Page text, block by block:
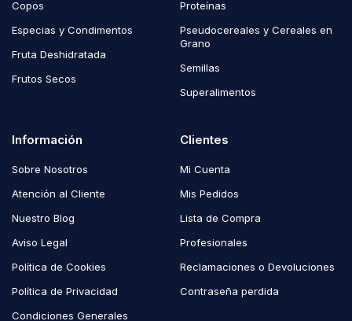
Copos
Especias y Condimentos
Fruta Deshidratada
Frutos Secos
Proteínas
Pseudocereales y Cereales en
Grano
Semillas
Superalimentos
Información
Sobre Nosotros
Atención al Cliente
Nuestro Blog
Aviso Legal
Política de Cookies
Política de Privacidad
Condiciones Generales
Clientes
Mi Cuenta
Mis Pedidos
Lista de Compra
Profesionales
Reclamaciones o Devoluciones
Contraseña perdida